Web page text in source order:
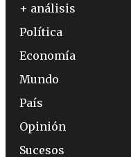
+ análisis
Política
Economía
Mundo
País
Opinión
Sucesos